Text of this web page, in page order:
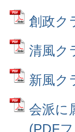
創政ク
清風ク
新風ク
会派に
(PDF